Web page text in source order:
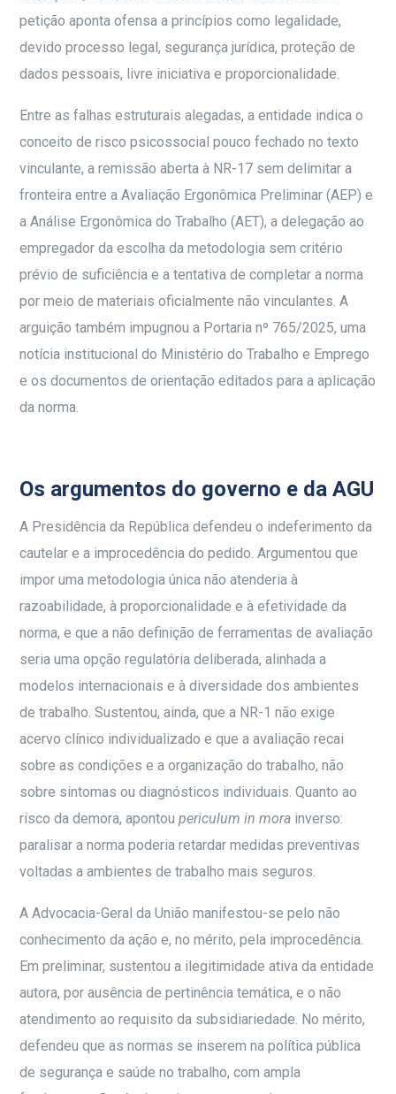
petição aponta ofensa a princípios como legalidade,
devido processo legal, segurança jurídica, proteção de
dados pessoais, livre iniciativa e proporcionalidade.
Entre as falhas estruturais alegadas, a entidade indica o
conceito de risco psicossocial pouco fechado no texto
vinculante, a remissão aberta à NR-17 sem delimitar a
fronteira entre a Avaliação Ergonômica Preliminar (AEP) e
a Análise Ergonômica do Trabalho (AET), a delegação ao
empregador da escolha da metodologia sem critério
prévio de suficiência e a tentativa de completar a norma
por meio de materiais oficialmente não vinculantes. A
arguição também impugnou a Portaria nº 765/2025, uma
notícia institucional do Ministério do Trabalho e Emprego
e os documentos de orientação editados para a aplicação
da norma.
Os argumentos do governo e da AGU
A Presidência da República defendeu o indeferimento da
cautelar e a improcedência do pedido. Argumentou que
impor uma metodologia única não atenderia à
razoabilidade, à proporcionalidade e à efetividade da
norma, e que a não definição de ferramentas de avaliação
seria uma opção regulatória deliberada, alinhada a
modelos internacionais e à diversidade dos ambientes
de trabalho. Sustentou, ainda, que a NR-1 não exige
acervo clínico individualizado e que a avaliação recai
sobre as condições e a organização do trabalho, não
sobre sintomas ou diagnósticos individuais. Quanto ao
risco da demora, apontoupericulum in mora inverso:
paralisar a norma poderia retardar medidas preventivas
voltadas a ambientes de trabalho mais seguros.
A Advocacia-Geral da União manifestou-se pelo não
conhecimento da ação e, no mérito, pela improcedência.
Em preliminar, sustentou a ilegitimidade ativa da entidade
autora, por ausência de pertinência temática, e o não
atendimento ao requisito da subsidiariedade. No mérito,
defendeu que as normas se inserem na política pública
de segurança e saúde no trabalho, com ampla